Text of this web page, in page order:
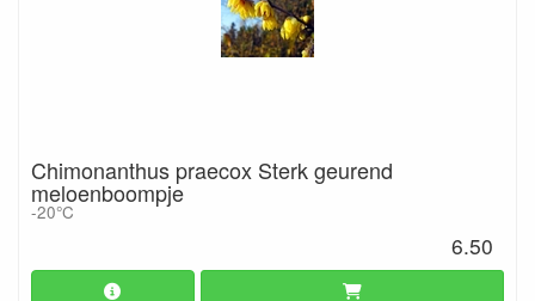
Chimonanthus praecox Sterk geurend
meloenboompje
-20°C
6.50